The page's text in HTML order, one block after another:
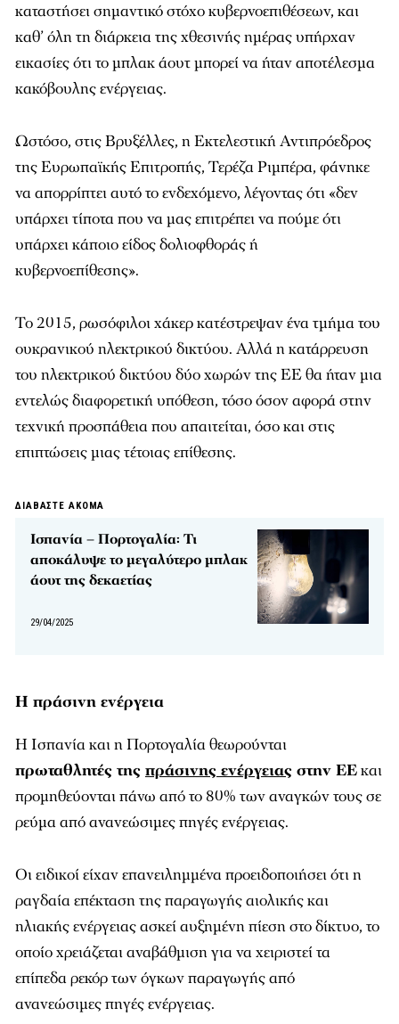
καταστήσει σημαντικό στόχο κυβερνοεπιθέσεων, και
καθ’ όλη τη διάρκεια της χθεσινής ημέρας υπήρχαν
εικασίες ότι το μπλακ άουτ μπορεί να ήταν αποτέλεσμα
κακόβουλης ενέργειας.
Ωστόσο, στις Βρυξέλλες, η Εκτελεστική Αντιπρόεδρος
της Ευρωπαϊκής Επιτροπής, Τερέζα Ριμπέρα, φάνηκε
να απορρίπτει αυτό το ενδεχόμενο, λέγοντας ότι «δεν
υπάρχει τίποτα που να μας επιτρέπει να πούμε ότι
υπάρχει κάποιο είδος δολιοφθοράς ή
κυβερνοεπίθεσης».
Το 2015, ρωσόφιλοι χάκερ κατέστρεψαν ένα τμήμα του
ουκρανικού ηλεκτρικού δικτύου. Αλλά η κατάρρευση
του ηλεκτρικού δικτύου δύο χωρών της ΕΕ θα ήταν μια
εντελώς διαφορετική υπόθεση, τόσο όσον αφορά στην
τεχνική προσπάθεια που απαιτείται, όσο και στις
επιπτώσεις μιας τέτοιας επίθεσης.
ΔΙΑΒΑΣΤΕ ΑΚΟΜΑ
Ισπανία – Πορτογαλία: Τι
αποκάλυψε το μεγαλύτερο μπλακ
άουτ της δεκαετίας
29/04/2025
Η πράσινη ενέργεια
Η Ισπανία και η Πορτογαλία θεωρούνται
πρωταθλητές της πράσινης ενέργειας στην ΕΕκαι
προμηθεύονται πάνω από το 80% των αναγκών τους σε
ρεύμα από ανανεώσιμες πηγές ενέργειας.
Οι ειδικοί είχαν επανειλημμένα προειδοποιήσει ότι η
ραγδαία επέκταση της παραγωγής αιολικής και
ηλιακής ενέργειας ασκεί αυξημένη πίεση στο δίκτυο, το
οποίο χρειάζεται αναβάθμιση για να χειριστεί τα
επίπεδα ρεκόρ των όγκων παραγωγής από
ανανεώσιμες πηγές ενέργειας.